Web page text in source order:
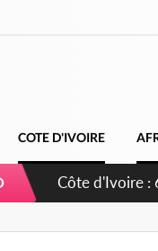
COTE D'IVOIRE
Côte d'Ivoire :